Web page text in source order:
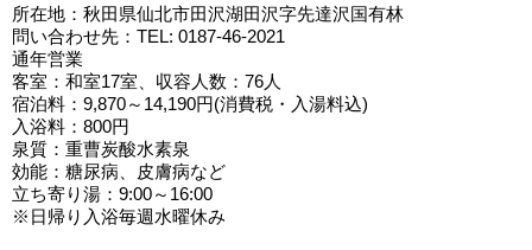
所在地：秋田県仙北市田沢湖田沢字先達沢国有林
問い合わせ先：TEL: 0187-46-2021
通年営業
客室：和室17室、収容人数：76人
宿泊料：9,870～14,190円(消費税・入湯料込)
入浴料：800円
泉質：重曹炭酸水素泉
効能：糖尿病、皮膚病など
立ち寄り湯：9:00～16:00
※日帰り入浴毎週水曜休み